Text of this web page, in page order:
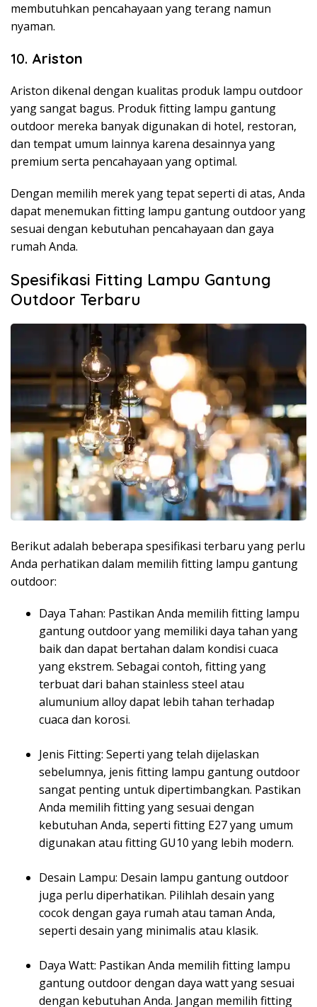
membutuhkan pencahayaan yang terang namun
nyaman.
10. Ariston
Ariston dikenal dengan kualitas produk lampu outdoor
yang sangat bagus. Produk fitting lampu gantung
outdoor mereka banyak digunakan di hotel, restoran,
dan tempat umum lainnya karena desainnya yang
premium serta pencahayaan yang optimal.
Dengan memilih merek yang tepat seperti di atas, Anda
dapat menemukan fitting lampu gantung outdoor yang
sesuai dengan kebutuhan pencahayaan dan gaya
rumah Anda.
Spesifikasi Fitting Lampu Gantung
Outdoor Terbaru
Berikut adalah beberapa spesifikasi terbaru yang perlu
Anda perhatikan dalam memilih fitting lampu gantung
outdoor:
Daya Tahan: Pastikan Anda memilih fitting lampu
gantung outdoor yang memiliki daya tahan yang
baik dan dapat bertahan dalam kondisi cuaca
yang ekstrem. Sebagai contoh, fitting yang
terbuat dari bahan stainless steel atau
alumunium alloy dapat lebih tahan terhadap
cuaca dan korosi.
Jenis Fitting: Seperti yang telah dijelaskan
sebelumnya, jenis fitting lampu gantung outdoor
sangat penting untuk dipertimbangkan. Pastikan
Anda memilih fitting yang sesuai dengan
kebutuhan Anda, seperti fitting E27 yang umum
digunakan atau fitting GU10 yang lebih modern.
Desain Lampu: Desain lampu gantung outdoor
juga perlu diperhatikan. Pilihlah desain yang
cocok dengan gaya rumah atau taman Anda,
seperti desain yang minimalis atau klasik.
Daya Watt: Pastikan Anda memilih fitting lampu
gantung outdoor dengan daya watt yang sesuai
dengan kebutuhan Anda. Jangan memilih fitting